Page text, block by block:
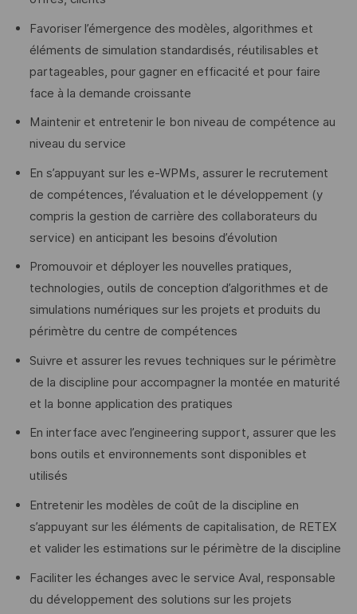
Favoriser l’émergence des modèles, algorithmes et
éléments de simulation standardisés, réutilisables et
partageables, pour gagner en efficacité et pour faire
face à la demande croissante
Maintenir et entretenir le bon niveau de compétence au
niveau du service
En s’appuyant sur les e-WPMs, assurer le recrutement
de compétences, l’évaluation et le développement (y
compris la gestion de carrière des collaborateurs du
service) en anticipant les besoins d’évolution
Promouvoir et déployer les nouvelles pratiques,
technologies, outils de conception d’algorithmes et de
simulations numériques sur les projets et produits du
périmètre du centre de compétences
Suivre et assurer les revues techniques sur le périmètre
de la discipline pour accompagner la montée en maturité
et la bonne application des pratiques
En interface avec l’engineering support, assurer que les
bons outils et environnements sont disponibles et
utilisés
Entretenir les modèles de coût de la discipline en
s’appuyant sur les éléments de capitalisation, de RETEX
et valider les estimations sur le périmètre de la discipline
Faciliter les échanges avec le service Aval, responsable
du développement des solutions sur les projets